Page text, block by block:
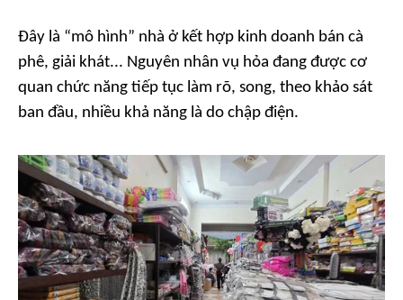
Đây là “mô hình” nhà ở kết hợp kinh doanh bán cà
phê, giải khát... Nguyên nhân vụ hỏa đang được cơ
quan chức năng tiếp tục làm rõ, song, theo khảo sát
ban đầu, nhiều khả năng là do chập điện.